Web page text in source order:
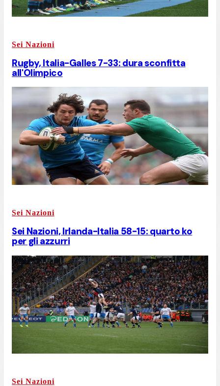
Sei Nazioni
Rugby, Italia-Galles 7-33: dura sconfitta
all'Olimpico
Sei Nazioni
Sei Nazioni, Irlanda-Italia 58-15: quarto ko
per gli azzurri
Sei Nazioni